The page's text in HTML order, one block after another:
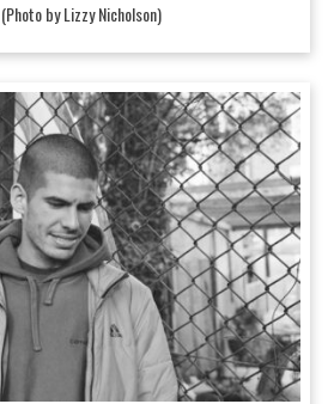
by Lizzy Nicholson)